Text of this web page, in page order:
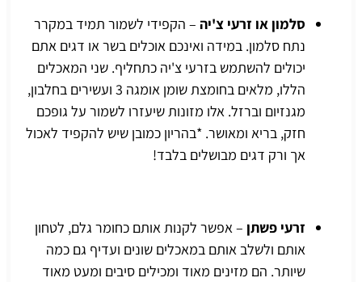
סלמון או זרעי צ'יה– הקפידי לשמור תמיד במקרר
נתח סלמון. במידה ואינכם אוכלים בשר או דגים אתם
יכולים להשתמש בזרעי צ'יה כתחליף. שני המאכלים
הללו, מלאים בחומצת שומן אומגה 3 ועשירים בחלבון,
מגנזיום וברזל. אלו מזונות שיעזרו לשמור על גופכם
חזק, בריא ומאושר. *בהריון כמובן שיש להקפיד לאכול
אך ורק דגים מבושלים בלבד!
זרעי פשתן – אפשר לקנות אותם כחומר גלם, לטחון
אותם ולשלב אותם במאכלים שונים ועדיף גם כמה
שיותר. הם מזינים מאוד ומכילים סיבים ומעט מאוד